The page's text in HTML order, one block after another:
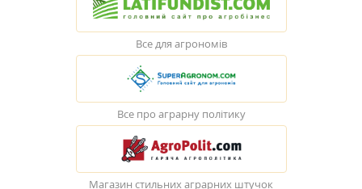
Все для агрономів
Все про аграрну політику
Магазин стильних аграрних штучок